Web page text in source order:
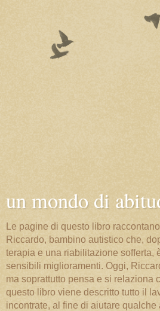
un mondo di
Le pagine di questo libro
Riccardo, bambino autistico che,
terapia e una riabilitazione sofferta,
sensibili miglioramenti. Oggi,
ma soprattutto pensa e si relaziona
questo libro viene descritto tutto il
incontrate, al fine di aiutare qualche